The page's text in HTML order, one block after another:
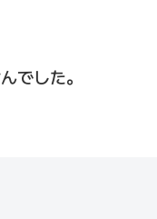
でした。